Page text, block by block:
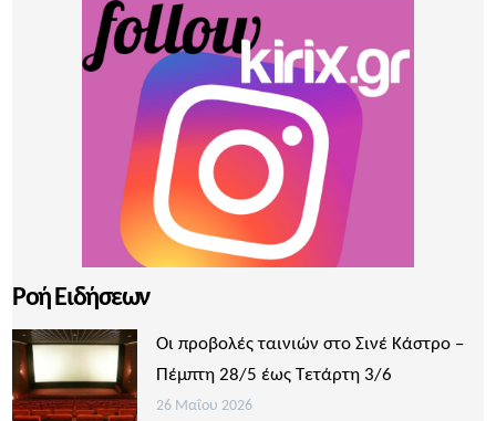
Ροή Ειδήσεων
Οι προβολές ταινιών στο Σινέ Κάστρο –
Πέμπτη 28/5 έως Τετάρτη 3/6
26 Μαΐου 2026